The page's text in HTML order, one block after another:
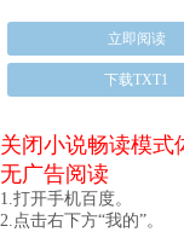
立即阅读
下载TXT1
关闭小说畅读模式
无广告阅读
1.打开手机百度。
2.点击右下方“我的”。